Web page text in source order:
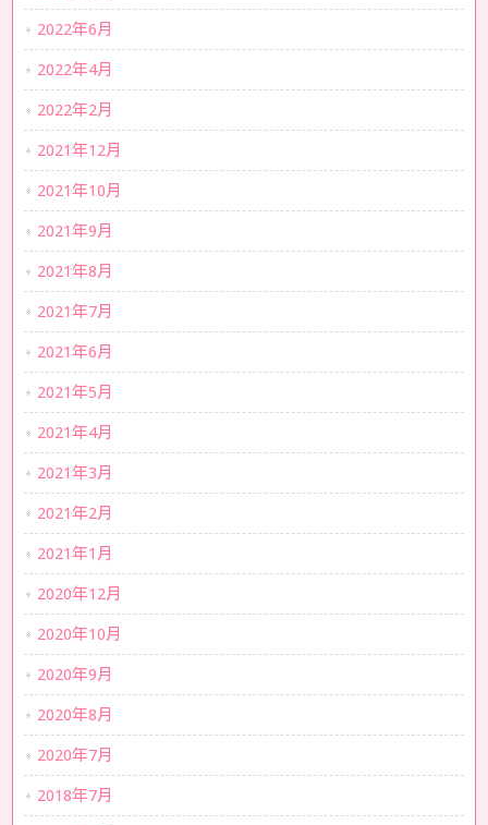
2022年6月
2022年4月
2022年2月
2021年12月
2021年10月
2021年9月
2021年8月
2021年7月
2021年6月
2021年5月
2021年4月
2021年3月
2021年2月
2021年1月
2020年12月
2020年10月
2020年9月
2020年8月
2020年7月
2018年7月